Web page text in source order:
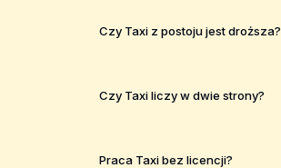
Czy Taxi z postoju jest droższa?
Czy Taxi liczy w dwie strony?
Praca Taxi bez licencji?